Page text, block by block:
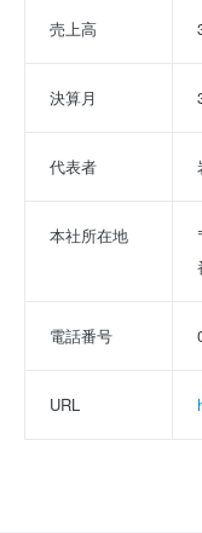
売上高
決算月
代表者
本社所在地
電話番号
URL